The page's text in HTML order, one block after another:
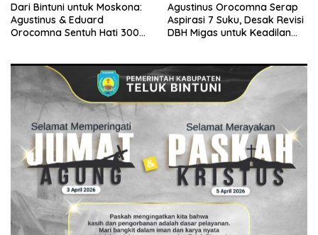
Dari Bintuni untuk Moskona:
Agustinus & Eduard
Orocomna Sentuh Hati 300
Agustinus Orocomna Serap
Aspirasi 7 Suku, Desak Revisi
DBH Migas untuk Keadilan